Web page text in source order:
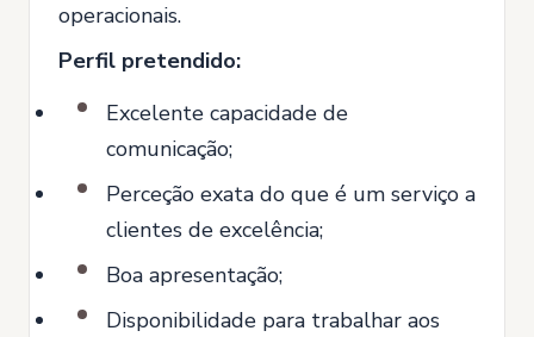
operacionais.
Perfil pretendido:
Excelente capacidade de
comunicação;
Perceção exata do que é um serviço a
clientes de excelência;
Boa apresentação;
Disponibilidade para trabalhar aos